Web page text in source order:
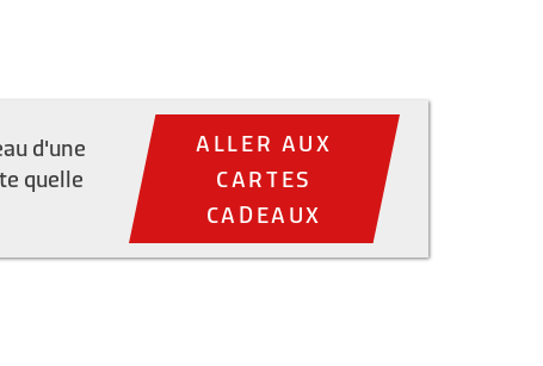
d'une
quelle
ALLER AUX
CARTES
CADEAUX